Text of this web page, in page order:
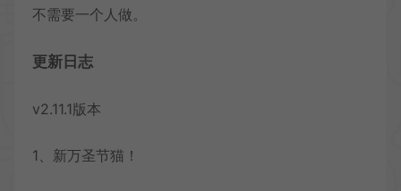
不需要一个人做。
更新日志
v2.11.1版本
1、新万圣节猫！